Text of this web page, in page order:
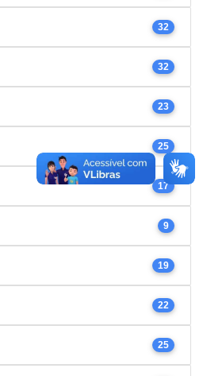
32
32
23
25
17
9
19
22
25